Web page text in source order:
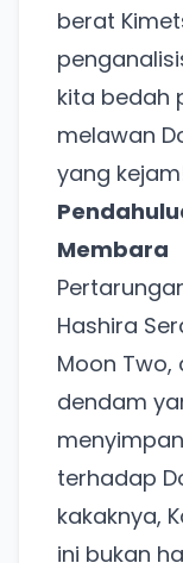
berat
kita bedah
melawan
yang
Membara
Hashira
Moon
dendam
terhadap
kakaknya,
ini bukan